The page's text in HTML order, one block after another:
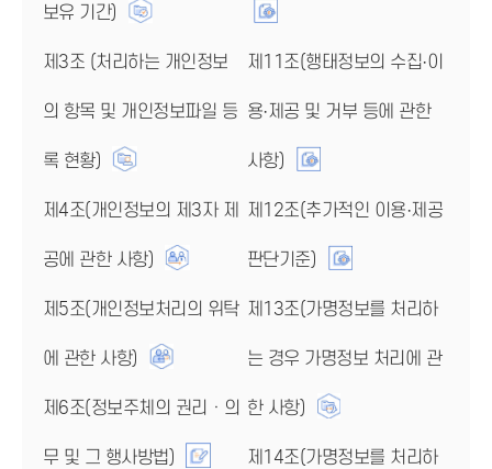
보유 기간)
제3조 (처리하는 개인정보
의 항목 및 개인정보파일 등
록 현황)
제4조(개인정보의 제3자 제
공에 관한 사항)
제5조(개인정보처리의 위탁
에 관한 사항)
제6조(정보주체의 권리ㆍ의
무 및 그 행사방법)
제11조(행태정보의 수집·이
용·제공 및 거부 등에 관한
사항)
제12조(추가적인 이용·제공
판단기준)
제13조(가명정보를 처리하
는 경우 가명정보 처리에 관
한 사항)
제14조(가명정보를 처리하